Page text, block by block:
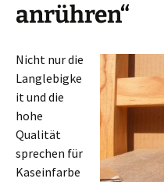
anrühren“
Nicht nur die
Langlebigke
it und die
hohe
Qualität
sprechen für
Kaseinfarbe